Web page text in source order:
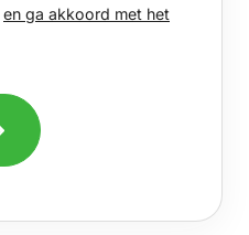
en ga akkoord met het